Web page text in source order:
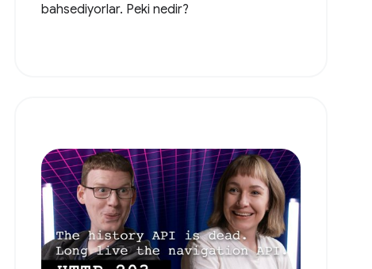
bahsediyorlar. Peki nedir?